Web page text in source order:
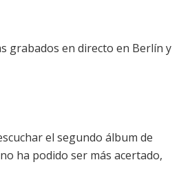
grabados en directo en Berlín y
el segundo álbum de
ha podido ser más acertado,